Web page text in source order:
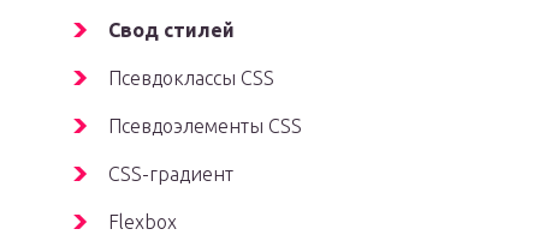
Свод стилей
Псевдоклассы CSS
Псевдоэлементы CSS
CSS-градиент
Flexbox